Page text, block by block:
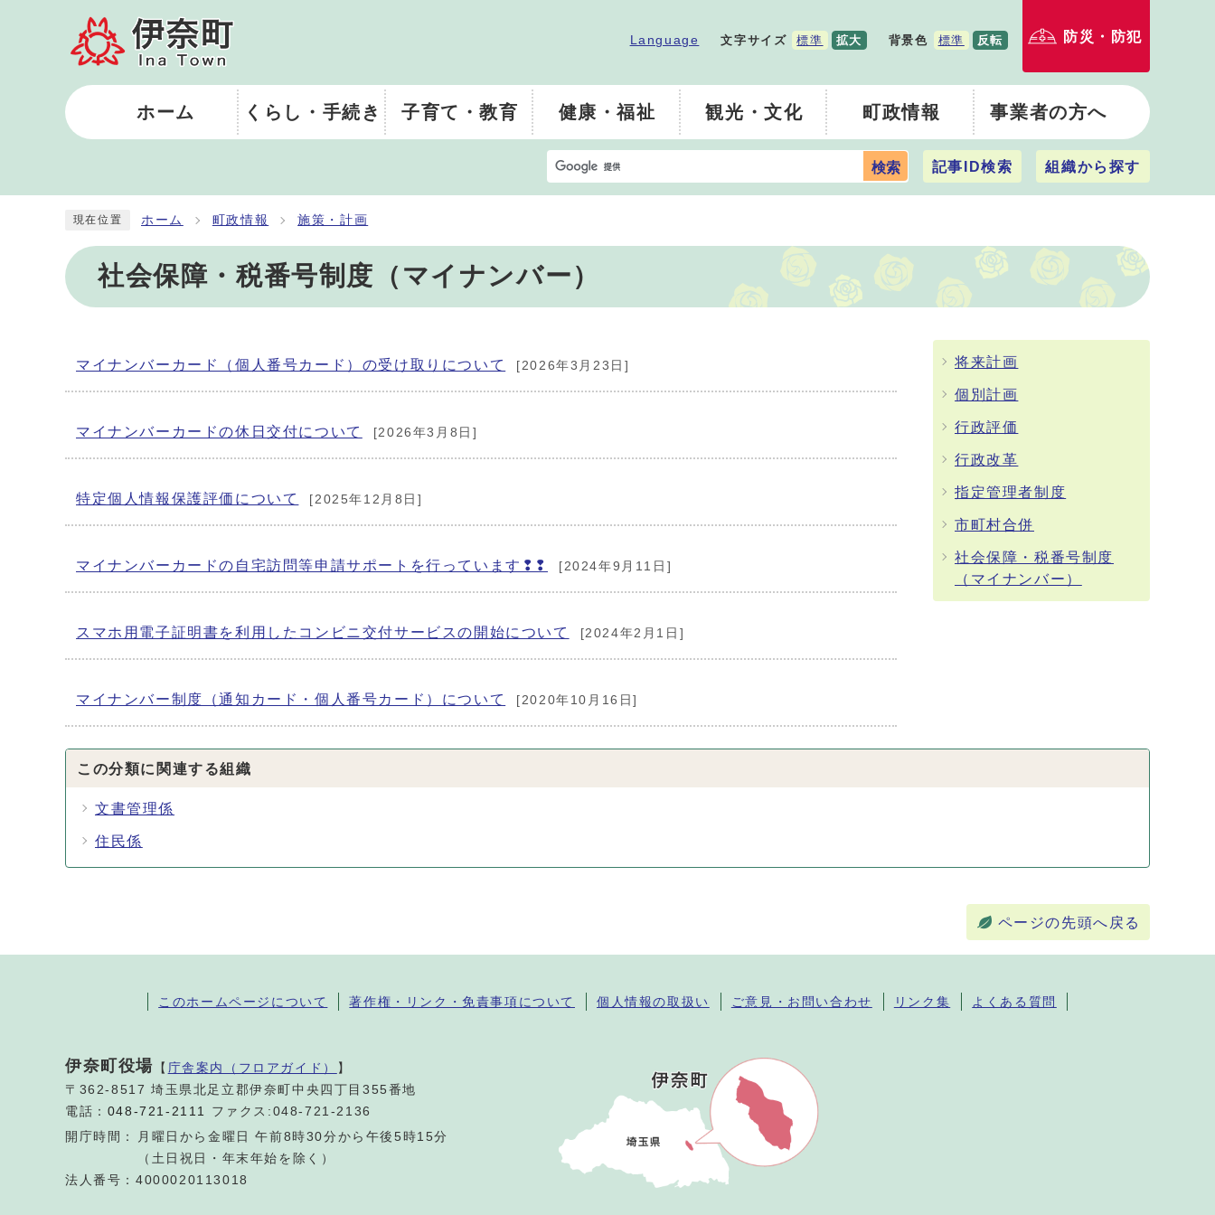
Language 文字サイズ 標準 拡大 背景色 標準 反転 防災・防犯
ホーム くらし・手続き 子育て・教育 健康・福祉 観光・文化 町政情報 事業者の方へ
検索 記事ID検索 組織から探す
現在位置 ホーム 町政情報 施策・計画
社会保障・税番号制度（マイナンバー）
マイナンバーカード（個人番号カード）の受け取りについて [2026年3月23日]
マイナンバーカードの休日交付について [2026年3月8日]
特定個人情報保護評価について [2025年12月8日]
マイナンバーカードの自宅訪問等申請サポートを行っています❢❢ [2024年9月11日]
スマホ用電子証明書を利用したコンビニ交付サービスの開始について [2024年2月1日]
マイナンバー制度（通知カード・個人番号カード）について [2020年10月16日]
将来計画
個別計画
行政評価
行政改革
指定管理者制度
市町村合併
社会保障・税番号制度
（マイナンバー）
この分類に関連する組織
文書管理係
住民係
ページの先頭へ戻る
このホームページについて 著作権・リンク・免責事項について 個人情報の取扱い ご意見・お問い合わせ リンク集 よくある質問
伊奈町役場 【 庁舎案内（フロアガイド） 】
〒362-8517 埼玉県北足立郡伊奈町中央四丁目355番地
電話： 048-721-2111
ファクス:048-721-2136
開庁時間：
月曜日から金曜日 午前8時30分から午後5時15分
（土日祝日・年末年始を除く）
法人番号：4000020113018